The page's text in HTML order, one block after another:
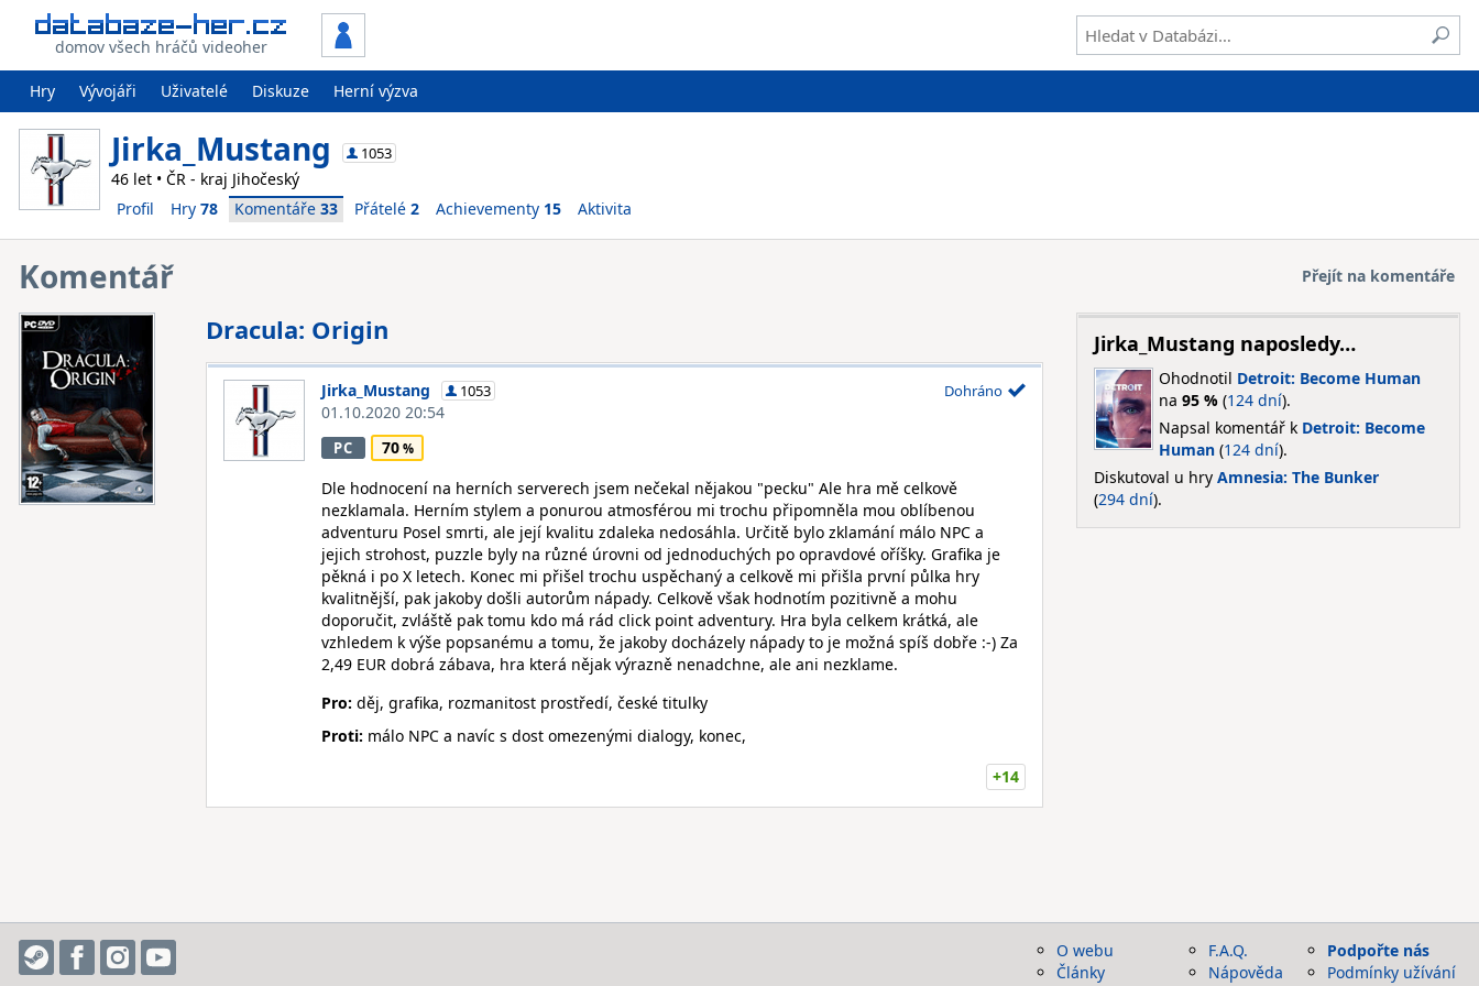
domov všech hráčů videoher
Hry Vývojáři Uživatelé Diskuze Herní výzva
Jirka_Mustang 1053
46 let • ČR - kraj Jihočeský
Profil
Hry 78 Komentáře 33 Přátelé 2 Achievementy 15 Aktivita
Komentář Přejít na komentáře
Dracula: Origin
Jirka_Mustang 1053
01.10.2020 20:54
Dohráno
PC
70
Dle hodnocení na herních serverech jsem nečekal nějakou "pecku" Ale hra mě celkově
nezklamala. Herním stylem a ponurou atmosférou mi trochu připomněla mou oblíbenou
adventuru Posel smrti, ale její kvalitu zdaleka nedosáhla. Určitě bylo zklamání málo NPC a
jejich strohost, puzzle byly na různé úrovni od jednoduchých po opravdové oříšky. Grafika je
pěkná i po X letech. Konec mi přišel trochu uspěchaný a celkově mi přišla první půlka hry
kvalitnější, pak jakoby došli autorům nápady. Celkově však hodnotím pozitivně a mohu
doporučit, zvláště pak tomu kdo má rád click point adventury. Hra byla celkem krátká, ale
vzhledem k výše popsanému a tomu, že jakoby docházely nápady to je možná spíš dobře :-) Za
2,49 EUR dobrá zábava, hra která nějak výrazně nenadchne, ale ani nezklame.
Pro: děj, grafika, rozmanitost prostředí, české titulky
Proti: málo NPC a navíc s dost omezenými dialogy, konec,
+14
Jirka_Mustang naposledy…
Ohodnotil Detroit: Become Human
na 95 %(124 dní).
Napsal komentář k Detroit: Become
Human(124 dní).
Diskutoval u hry Amnesia: The Bunker
(294 dní).
O webu
Články
F.A.Q.
Nápověda
Podpořte nás
Podmínky užívání